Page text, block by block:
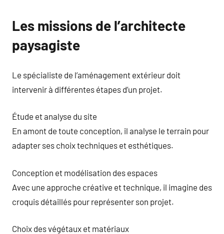
Les missions de l’architecte
paysagiste
Le spécialiste de l’aménagement extérieur doit
intervenir à différentes étapes d’un projet.
Étude et analyse du site
En amont de toute conception, il analyse le terrain pour
adapter ses choix techniques et esthétiques.
Conception et modélisation des espaces
Avec une approche créative et technique, il imagine des
croquis détaillés pour représenter son projet.
Choix des végétaux et matériaux